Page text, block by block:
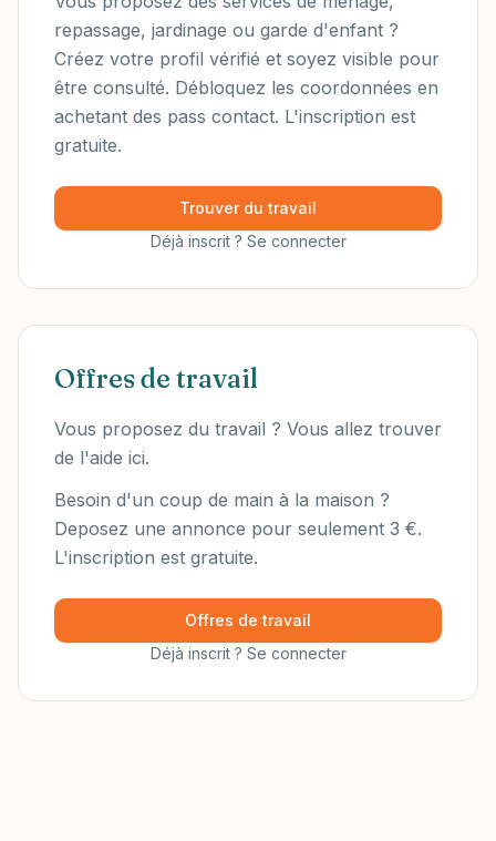
repassage, jardinage ou garde d'enfant ?
Créez votre profil vérifié et soyez visible pour
être consulté. Débloquez les coordonnées en
achetant des pass contact. L'inscription est
gratuite.
Trouver du travail
Déjà inscrit ? Se connecter
Offres de travail
Vous proposez du travail ? Vous allez trouver
de l'aide ici.
Besoin d'un coup de main à la maison ?
Deposez une annonce pour seulement 3 €.
L'inscription est gratuite.
Offres de travail
Déjà inscrit ? Se connecter